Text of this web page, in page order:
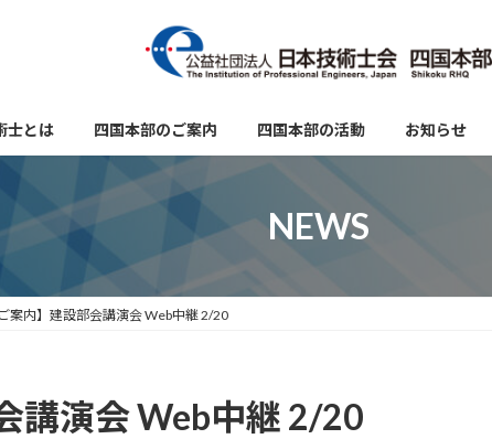
士とは 四国本部のご案内 四国本部の活動 お知らせ
NEWS
ご案内】建設部会講演会 Web中継 2/20
講演会 Web中継 2/20